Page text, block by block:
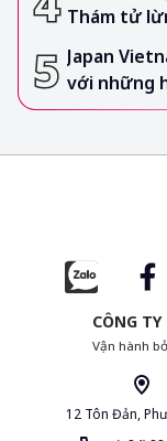
Thám tử
Japan
với những
CÔNG
Vận hành
12 Tôn Đản,